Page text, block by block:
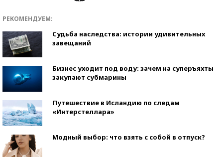
РЕКОМЕНДУЕМ:
Судьба наследства: истории удивительных
завещаний
Бизнес уходит под воду: зачем на суперъяхты
закупают субмарины
Путешествие в Исландию по следам
«Интерстеллара»
Модный выбор: что взять с собой в отпуск?